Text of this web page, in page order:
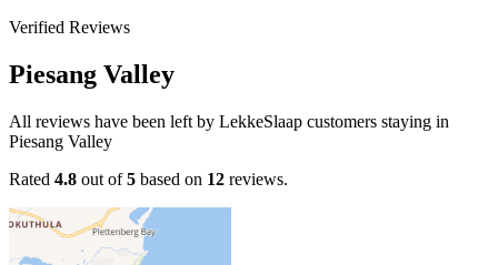
Verified Reviews
Piesang Valley
All reviews have been left by LekkeSlaap customers staying in
Piesang Valley
Rated 4.8 out of5 based on 12 reviews.